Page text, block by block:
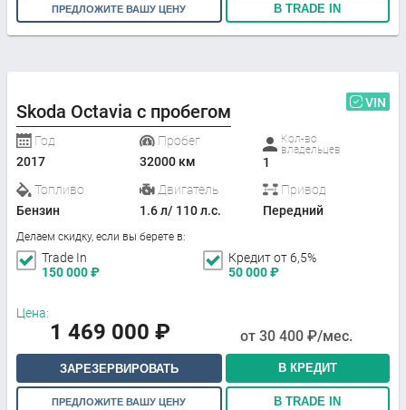
ПРЕДЛОЖИТЕ ВАШУ ЦЕНУ В TRADE IN
Skoda Octavia с пробегом VIN
Год
2017
Пробег
32000 км
Кол-во
владельцев
1
Топливо
Бензин
Двигатель
1.6 л/ 110 л.с.
Привод
Передний
Делаем скидку, если вы берете в:
Trade In
150 000₽
Кредит от 6,5%
50 000₽
Цена:
1 469 000 ₽ от 30 400 ₽/мес.
ЗАРЕЗЕРВИРОВАТЬ В КРЕДИТ
ПРЕДЛОЖИТЕ ВАШУ ЦЕНУ В TRADE IN